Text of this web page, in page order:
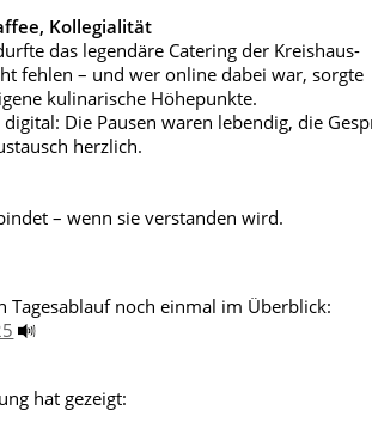
Kollegialität
das legendäre Catering der Kreishaus-
fehlen – und wer online dabei war, sorgte
kulinarische Höhepunkte.
Die Pausen waren lebendig, die
herzlich.
– wenn sie verstanden wird.
Tagesablauf noch einmal im Überblick:
hat gezeigt: